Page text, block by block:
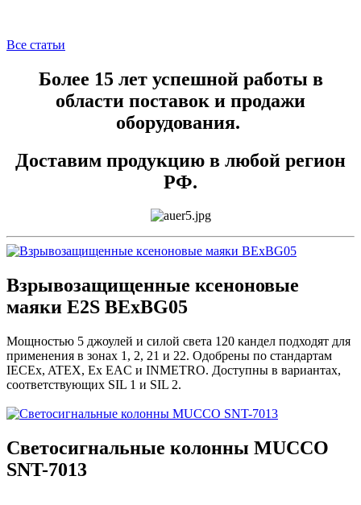
Все статьи
Более 15 лет успешной работы в
области поставок и продажи
оборудования.
Доставим продукцию в любой регион
РФ.
Взрывозащищенные ксеноновые
маяки E2S BExBG05
Мощностью 5 джоулей и силой света 120 кандел подходят для
применения в зонах 1, 2, 21 и 22. Одобрены по стандартам
IECEx, ATEX, Ex EAC и INMETRO. Доступны в вариантах,
соответствующих SIL 1 и SIL 2.
Светосигнальные колонны MUCCO
SNT-7013